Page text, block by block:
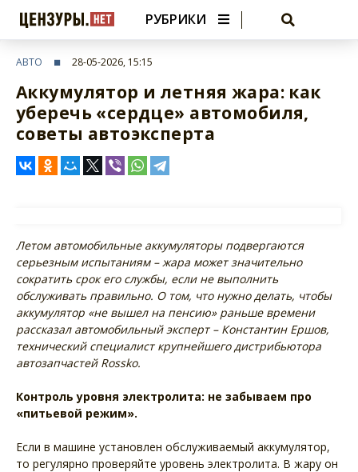
РУБРИКИ
АВТО 28-05-2026, 15:15
Аккумулятор и летняя жара: как
уберечь «сердце» автомобиля,
советы автоэксперта
Летом автомобильные аккумуляторы подвергаются
серьезным испытаниям – жара может значительно
сократить срок его службы, если не выполнить
обслуживать правильно. О том, что нужно делать, чтобы
аккумулятор «не вышел на пенсию» раньше времени
рассказал автомобильный эксперт – Константин Ершов,
технический специалист крупнейшего дистрибьютора
автозапчастей Rossko.
Контроль уровня электролита: не забываем про
«питьевой режим».
Если в машине установлен обслуживаемый аккумулятор,
то регулярно проверяйте уровень электролита. В жару он